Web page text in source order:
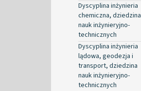
Dyscyplina inżynieria
chemiczna, dziedzina
nauk inżynieryjno-
technicznych
Dyscyplina inżynieria
lądowa, geodezja i
transport, dziedzina
nauk inżynieryjno-
technicznych